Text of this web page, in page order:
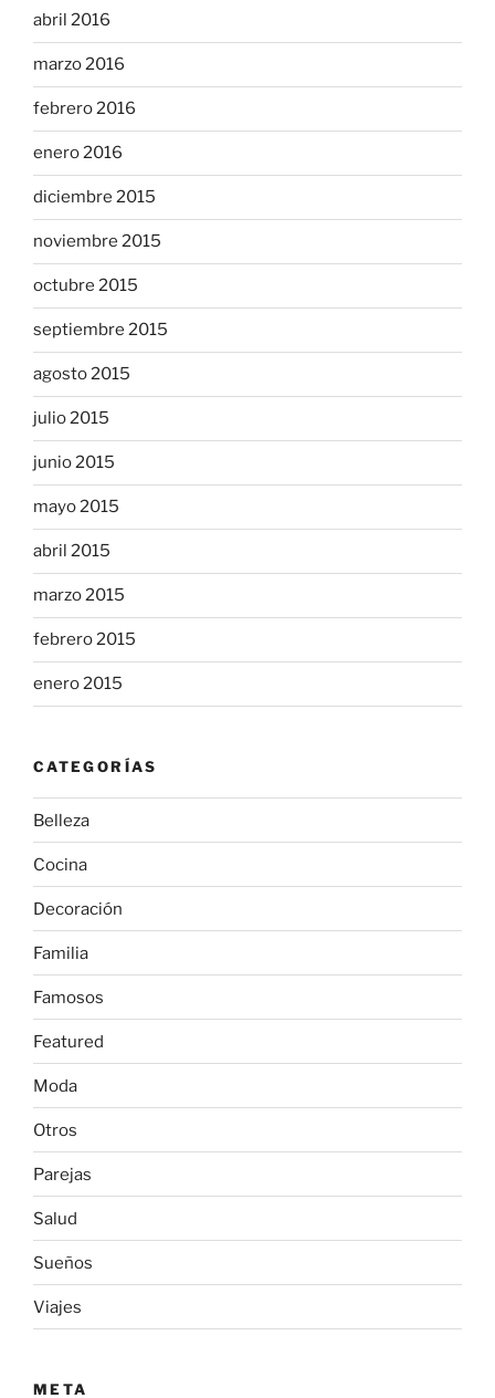
abril 2016
marzo 2016
febrero 2016
enero 2016
diciembre 2015
noviembre 2015
octubre 2015
septiembre 2015
agosto 2015
julio 2015
junio 2015
mayo 2015
abril 2015
marzo 2015
febrero 2015
enero 2015
CATEGORÍAS
Belleza
Cocina
Decoración
Familia
Famosos
Featured
Moda
Otros
Parejas
Salud
Sueños
Viajes
META